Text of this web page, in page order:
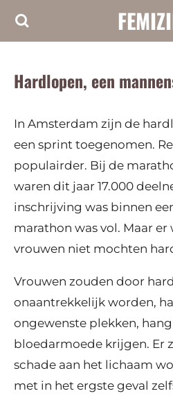
Ga
de
Hardlopen, een
In Amsterdam zijn de
een sprint toegenomen.
populairder. Bij de
waren dit jaar 17.000
inschrijving was binnen
marathon was vol. Maar
vrouwen niet mochten
Vrouwen zouden door
onaantrekkelijk worden,
ongewenste plekken,
bloedarmoede krijgen. Er
schade aan het lichaam
met in het ergste geval